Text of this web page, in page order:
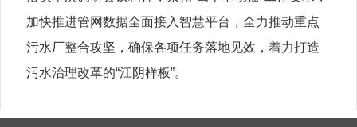
加快推进管网数据全面接入智慧平台，全力推动重点
污水厂整合攻坚，确保各项任务落地见效，着力打造
污水治理改革的“江阴样板”。